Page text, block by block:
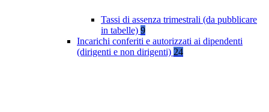
Tassi di assenza trimestrali (da pubblicare
in tabelle) 9
Incarichi conferiti e autorizzati ai dipendenti
(dirigenti e non dirigenti) 24